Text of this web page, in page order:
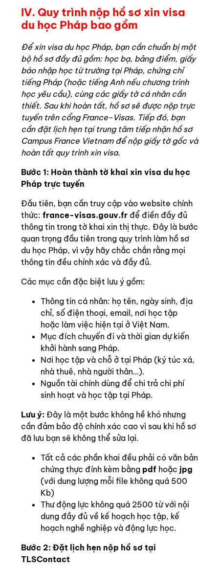
IV. Quy trình nộp hồ sơ xin visa
du học Pháp bao gồm
Để xin visa du học Pháp, bạn cần chuẩn bị một
bộ hồ sơ đầy đủ gồm: học bạ, bảng điểm, giấy
báo nhập học từ trường tại Pháp, chứng chỉ
tiếng Pháp (hoặc tiếng Anh nếu chương trình
học yêu cầu), cùng các giấy tờ cá nhân cần
thiết. Sau khi hoàn tất, hồ sơ sẽ được nộp trực
tuyến trên cổng France-Visas. Tiếp đó, bạn
cần đặt lịch hẹn tại trung tâm tiếp nhận hồ sơ
Campus France Vietnam để nộp giấy tờ gốc và
hoàn tất quy trình xin visa.
Bước 1: Hoàn thành tờ khai xin visa du học
Pháp trực tuyến
Đầu tiên, bạn cần truy cập vào website chính
thức: france-visas.gouv.fr để điền đầy đủ
thông tin trong tờ khai xin thị thực. Đây là bước
quan trọng đầu tiên trong quy trình làm hồ sơ
du học Pháp, vì vậy hãy chắc chắn rằng mọi
thông tin đều chính xác và đầy đủ.
Các mục cần đặc biệt lưu ý gồm:
Thông tin cá nhân: họ tên, ngày sinh, địa
chỉ, số điện thoại, email, nơi học tập
hoặc làm việc hiện tại ở Việt Nam.
Mục đích chuyến đi và thời gian dự kiến
khởi hành sang Pháp.
Nơi học tập và chỗ ở tại Pháp (ký túc xá,
nhà thuê, nhà người thân…).
Nguồn tài chính dùng để chi trả chi phí
sinh hoạt và học tập tại Pháp.
Lưu ý: Đây là một bước không hề khó nhưng
cần đảm bảo độ chính xác cao vì sau khi hồ sơ
đã lưu bạn sẽ không thể sửa lại.
Tất cả các phần khai đều phải có văn bản
chứng thực đính kèm bằng pdf hoặc jpg
(với dung lượng mỗi file không quá 500
Kb)
Thư động lực không quá 2500 từ với nội
dung đầy đủ về kế hoạch học tập, kế
hoạch nghề nghiệp và động lực học.
Bước 2: Đặt lịch hẹn nộp hồ sơ tại
TLSContact